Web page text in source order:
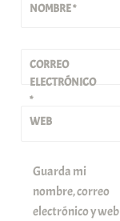
NOMBRE*
CORREO
ELECTRÓNICO
*
WEB
Guarda mi
nombre, correo
electrónico y web